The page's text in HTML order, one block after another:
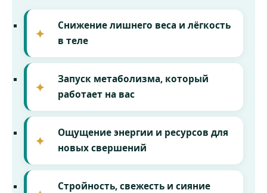
Снижение лишнего веса и лёгкость
в теле
Запуск метаболизма, который
работает на вас
Ощущение энергии и ресурсов для
новых свершений
Стройность, свежесть и сияние